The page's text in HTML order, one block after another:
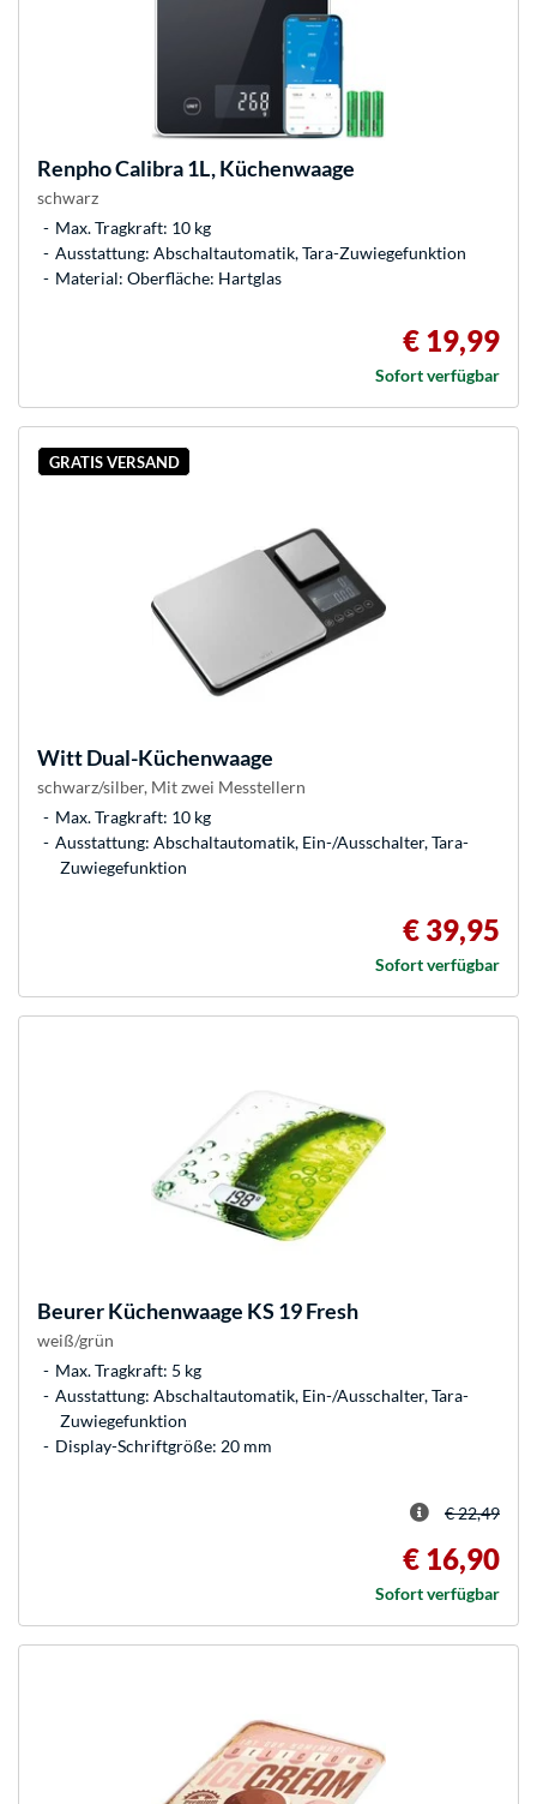
RenphoCalibra 1L, Küchenwaage
schwarz
Max. Tragkraft: 10 kg
Ausstattung: Abschaltautomatik, Tara-Zuwiegefunktion
Material: Oberfläche: Hartglas
€ 19,99
Sofort verfügbar
GRATIS VERSAND
WittDual-Küchenwaage
schwarz/silber, Mit zwei Messtellern
Max. Tragkraft: 10 kg
Ausstattung: Abschaltautomatik, Ein-/Ausschalter, Tara-
Zuwiegefunktion
€ 39,95
Sofort verfügbar
BeurerKüchenwaage KS 19 Fresh
weiß/grün
Max. Tragkraft: 5 kg
Ausstattung: Abschaltautomatik, Ein-/Ausschalter, Tara-
Zuwiegefunktion
Display-Schriftgröße: 20 mm
€ 22,49
€ 16,90
Sofort verfügbar